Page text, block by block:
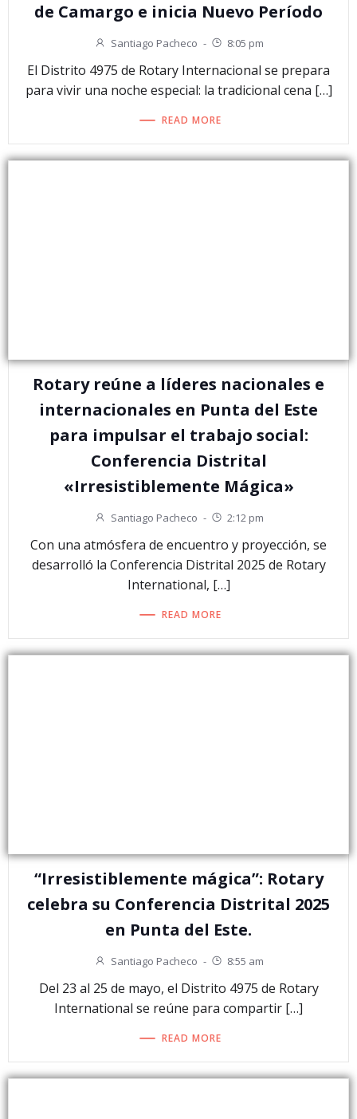
de Camargo e inicia Nuevo Período
Santiago Pacheco - 8:05 pm
El Distrito 4975 de Rotary Internacional se prepara
para vivir una noche especial: la tradicional cena […]
READ MORE
Rotary reúne a líderes nacionales e
internacionales en Punta del Este
para impulsar el trabajo social:
Conferencia Distrital
«Irresistiblemente Mágica»
Santiago Pacheco - 2:12 pm
Con una atmósfera de encuentro y proyección, se
desarrolló la Conferencia Distrital 2025 de Rotary
International, […]
READ MORE
“Irresistiblemente mágica”: Rotary
celebra su Conferencia Distrital 2025
en Punta del Este.
Santiago Pacheco - 8:55 am
Del 23 al 25 de mayo, el Distrito 4975 de Rotary
International se reúne para compartir […]
READ MORE